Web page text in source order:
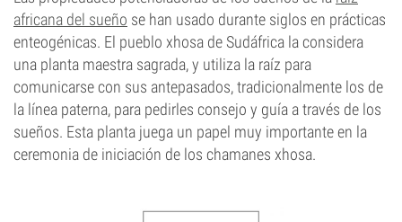
africana del sueño se han usado durante siglos en prácticas
enteogénicas. El pueblo xhosa de Sudáfrica la considera
una planta maestra sagrada, y utiliza la raíz para
comunicarse con sus antepasados, tradicionalmente los de
la línea paterna, para pedirles consejo y guía a través de los
sueños. Esta planta juega un papel muy importante en la
ceremonia de iniciación de los chamanes xhosa.